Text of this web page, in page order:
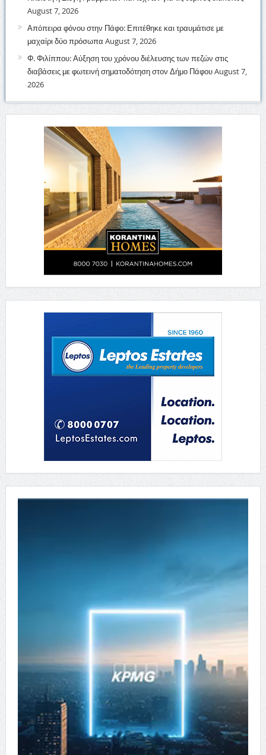
August 7, 2026
Απόπειρα φόνου στην Πάφο: Επιτέθηκε και τραυμάτισε με
μαχαίρι δύο πρόσωπα August 7, 2026
Φ. Φιλίππου: Αύξηση του χρόνου διέλευσης των πεζών στις
διαβάσεις με φωτεινή σηματοδότηση στον Δήμο ΠάφουAugust 7,
2026